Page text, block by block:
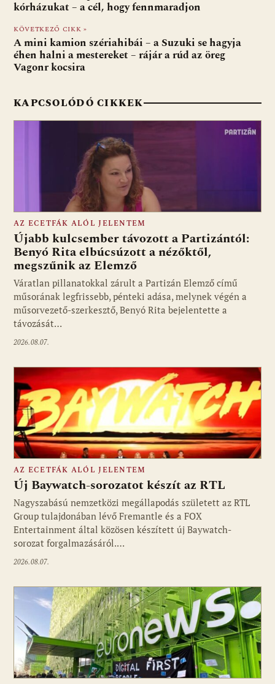
o
o
k
A
p
p
t e
kórházukat – a cél, hogy fennmaradjon
KÖVETKEZŐ CIKK »
A mini kamion szériahibái – a Suzuki se hagyja
éhen halni a mestereket – rájár a rúd az öreg
Vagonr kocsira
KAPCSOLÓDÓ CIKKEK
Fotó: media1.hu
AZ ECETFÁK ALÓL JELENTEM
Újabb kulcsember távozott a Partizántól:
Benyó Rita elbúcsúzott a nézőktől,
megszűnik az Elemző
Váratlan pillanatokkal zárult a Partizán Elemző című
műsorának legfrissebb, pénteki adása, melynek végén a
műsorvezető-szerkesztő, Benyó Rita bejelentette a
távozását…
2026.08.07.
Fotó: media1.hu
AZ ECETFÁK ALÓL JELENTEM
Új Baywatch-sorozatot készít az RTL
Nagyszabású nemzetközi megállapodás született az RTL
Group tulajdonában lévő Fremantle és a FOX
Entertainment által közösen készített új Baywatch-
sorozat forgalmazásáról.…
2026.08.07.